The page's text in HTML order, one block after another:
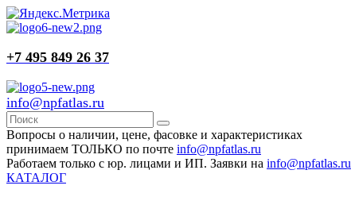
+7 495 849 26 37
info@npfatlas.ru
Вопросы о наличии, цене, фасовке и характеристиках
принимаем ТОЛЬКО по почте info@npfatlas.ru
Работаем только с юр. лицами и ИП. Заявки на info@npfatlas.ru
КАТАЛОГ